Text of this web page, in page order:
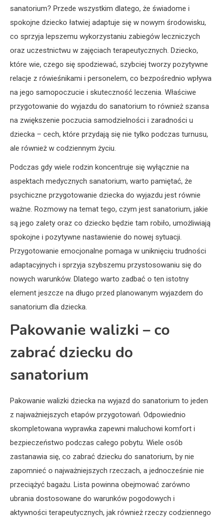
sanatorium? Przede wszystkim dlatego, że świadome i
spokojne dziecko łatwiej adaptuje się w nowym środowisku,
co sprzyja lepszemu wykorzystaniu zabiegów leczniczych
oraz uczestnictwu w zajęciach terapeutycznych. Dziecko,
które wie, czego się spodziewać, szybciej tworzy pozytywne
relacje z rówieśnikami i personelem, co bezpośrednio wpływa
na jego samopoczucie i skuteczność leczenia. Właściwe
przygotowanie do wyjazdu do sanatorium to również szansa
na zwiększenie poczucia samodzielności i zaradności u
dziecka – cech, które przydają się nie tylko podczas turnusu,
ale również w codziennym życiu.
Podczas gdy wiele rodzin koncentruje się wyłącznie na
aspektach medycznych sanatorium, warto pamiętać, że
psychiczne przygotowanie dziecka do wyjazdu jest równie
ważne. Rozmowy na temat tego, czym jest sanatorium, jakie
są jego zalety oraz co dziecko będzie tam robiło, umożliwiają
spokojne i pozytywne nastawienie do nowej sytuacji.
Przygotowanie emocjonalne pomaga w uniknięciu trudności
adaptacyjnych i sprzyja szybszemu przystosowaniu się do
nowych warunków. Dlatego warto zadbać o ten istotny
element jeszcze na długo przed planowanym wyjazdem do
sanatorium dla dziecka.
Pakowanie walizki – co
zabrać dziecku do
sanatorium
Pakowanie walizki dziecka na wyjazd do sanatorium to jeden
z najważniejszych etapów przygotowań. Odpowiednio
skompletowana wyprawka zapewni maluchowi komfort i
bezpieczeństwo podczas całego pobytu. Wiele osób
zastanawia się, co zabrać dziecku do sanatorium, by nie
zapomnieć o najważniejszych rzeczach, a jednocześnie nie
przeciążyć bagażu. Lista powinna obejmować zarówno
ubrania dostosowane do warunków pogodowych i
aktywności terapeutycznych, jak również rzeczy codziennego